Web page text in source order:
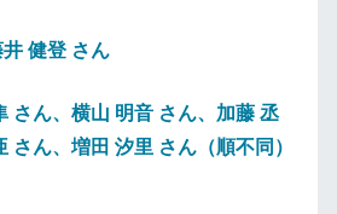
健登 さん
さん、横山 明音 さん、加藤 丞
さん、増田 汐里 さん（順不同）